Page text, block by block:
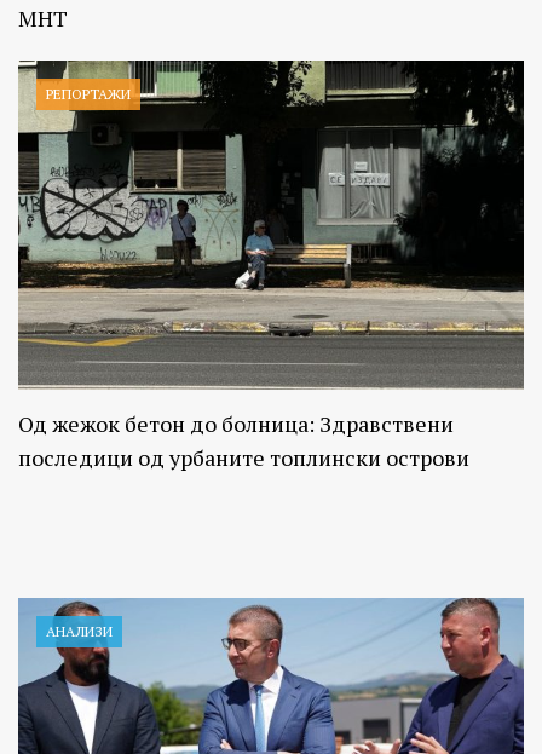
МНТ
РЕПОРТАЖИ
Од жежок бетон до болница: Здравствени
последици од урбаните топлински острови
АНАЛИЗИ